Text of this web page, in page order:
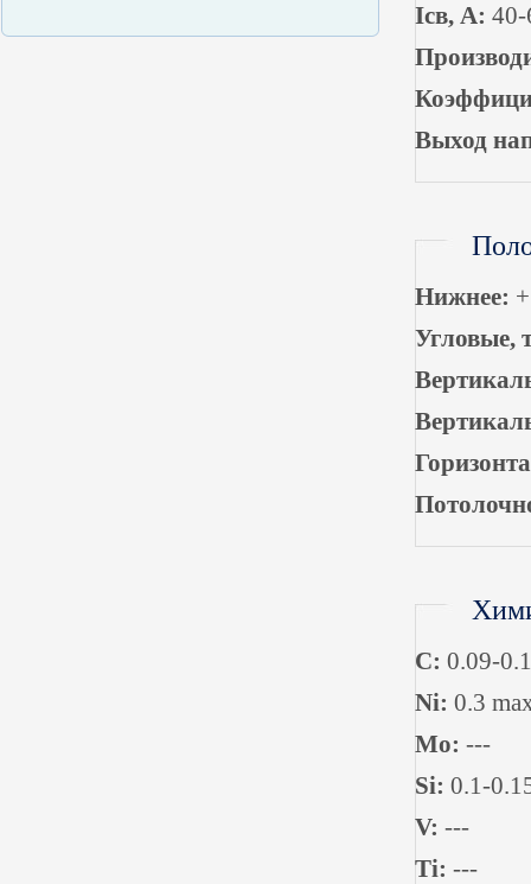
Ісв, А:
Выход
Нижнее: +
Угловые,
C: 0.09-
Ni: 0.3
Мo: ---
Si: 0.1-
V: ---
Ti: ---